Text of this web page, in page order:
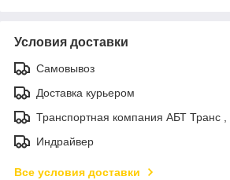
Условия доставки
Самовывоз
Доставка курьером
Транспортная компания АБТ Транс ,
Индрайвер
Все условия доставки